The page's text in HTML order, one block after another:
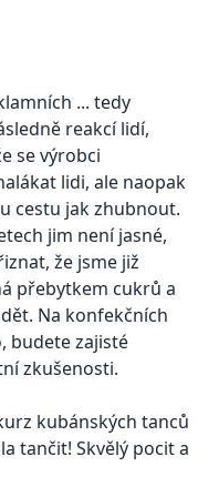
... tedy
reakcí lidí,
se výrobci
lidi, ale naopak
cestu jak zhubnout.
jim není jasné,
že jsme již
přebytkem cukrů a
Na konfekčních
budete zajisté
zkušenosti.
kubánských tanců
tančit! Skvělý pocit a